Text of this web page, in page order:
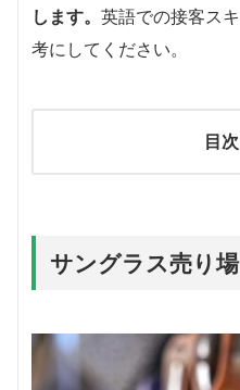
します。 英語での接客ス
考にしてください。
目次
サングラス売り